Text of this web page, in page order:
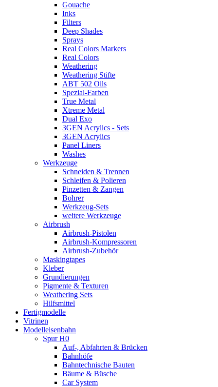
Gouache
Inks
Filters
Deep Shades
Sprays
Real Colors Markers
Real Colors
Weathering
Weathering Stifte
ABT 502 Oils
Spezial-Farben
True Metal
Xtreme Metal
Dual Exo
3GEN Acrylics - Sets
3GEN Acrylics
Panel Liners
Washes
Werkzeuge
Schneiden & Trennen
Schleifen & Polieren
Pinzetten & Zangen
Bohrer
Werkzeug-Sets
weitere Werkzeuge
Airbrush
Airbrush-Pistolen
Airbrush-Kompressoren
Airbrush-Zubehör
Maskingtapes
Kleber
Grundierungen
Pigmente & Texturen
Weathering Sets
Hilfsmittel
Fertigmodelle
Vitrinen
Modelleisenbahn
Spur H0
Auf-, Abfahrten & Brücken
Bahnhöfe
Bahntechnische Bauten
Bäume & Büsche
Car System